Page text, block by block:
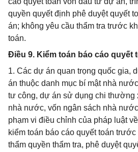
quyền quyết định phê duyệt quyết
án; không yêu cầu thẩm tra trước
toán.
Điều 9. Kiểm toán báo cáo quyết
1. Các dự án quan trọng quốc gia,
án thuộc danh mục bí mật nhà
tư công, dự án sử dụng chi thường
nhà nước, vốn ngân sách nhà
phạm vi điều chỉnh của pháp luật
kiểm toán báo cáo quyết toán
thẩm quyền thẩm tra, phê duyệt